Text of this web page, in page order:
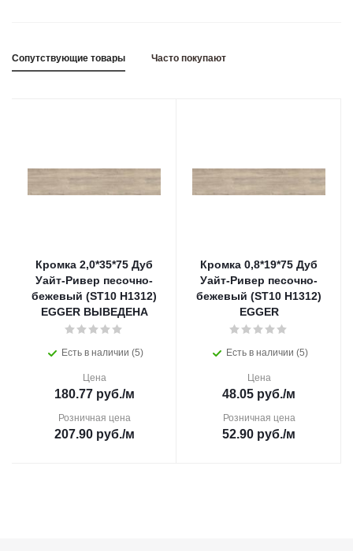
Сопутствующие товары Часто покупают
Кромка 2,0*35*75 Дуб
Уайт-Ривер песочно-
бежевый (ST10 H1312)
EGGER ВЫВЕДЕНА
Есть в наличии (5)
Цена
180.77руб./м
Розничная цена
207.90руб./м
Кромка 0,8*19*75 Дуб
Уайт-Ривер песочно-
бежевый (ST10 H1312)
EGGER
Есть в наличии (5)
Цена
48.05 руб./м
Розничная цена
52.90 руб./м